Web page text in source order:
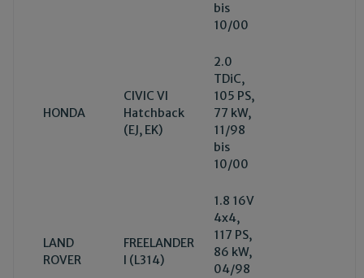
bis
10/00
HONDA
CIVIC VI
Hatchback
(EJ, EK)
2.0
TDiC,
105 PS,
77 kW,
11/98
bis
10/00
LAND
ROVER
FREELANDER
I (L314)
1.8 16V
4x4,
117 PS,
86 kW,
04/98